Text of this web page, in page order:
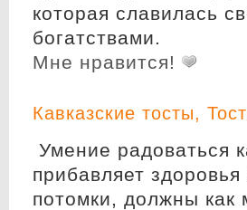
которая славилась
богатствами.
Мне нравится!
Кавказские тосты,
Умение радоваться
прибавляет
потомки, должны